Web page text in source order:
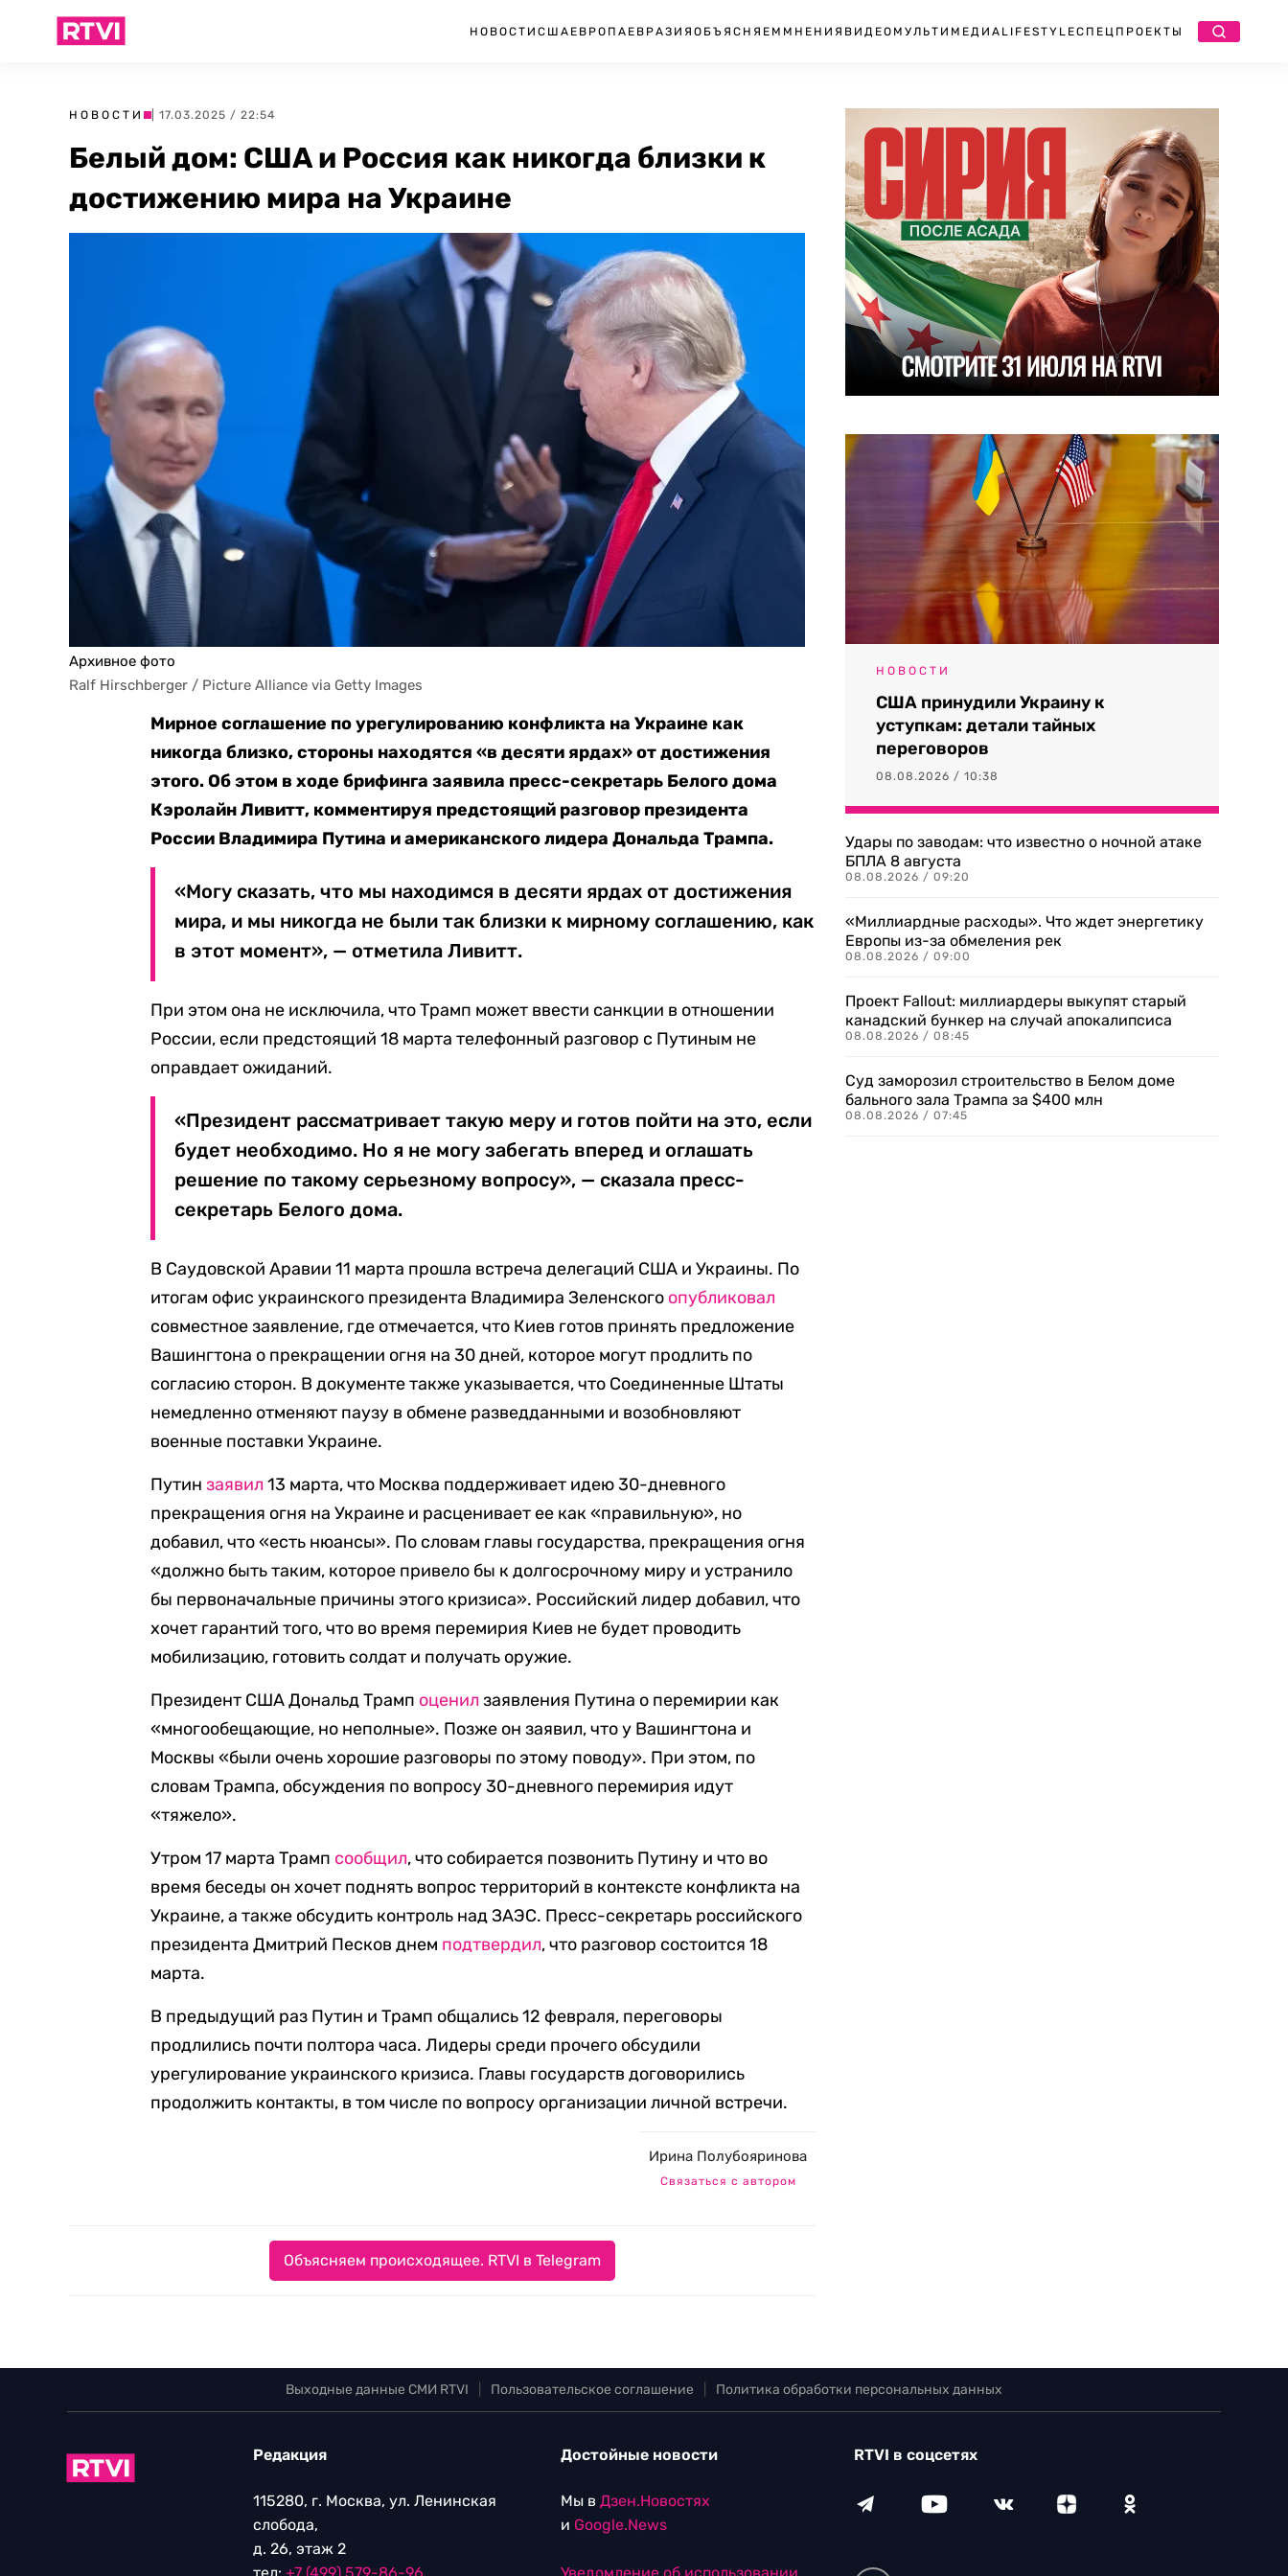
НОВОСТИ США ЕВРОПА ЕВРАЗИЯ ОБЪЯСНЯЕМ МНЕНИЯ ВИДЕО МУЛЬТИМЕДИА LIFESTYLEСПЕЦПРОЕКТЫ
НОВОСТИ | 17.03.2025 / 22:54
Белый дом: США и Россия как никогда близки к
достижению мира на Украине
Архивное фото
Ralf Hirschberger / Picture Alliance via Getty Images
Мирное соглашение по урегулированию конфликта на Украине как
никогда близко, стороны находятся «в десяти ярдах» от достижения
этого. Об этом в ходе брифинга заявила пресс-секретарь Белого дома
Кэролайн Ливитт, комментируя предстоящий разговор президента
России Владимира Путина и американского лидера Дональда Трампа.
«Могу сказать, что мы находимся в десяти ярдах от достижения
мира, и мы никогда не были так близки к мирному соглашению, как
в этот момент», — отметила Ливитт.
При этом она не исключила, что Трамп может ввести санкции в отношении
России, если предстоящий 18 марта телефонный разговор с Путиным не
оправдает ожиданий.
«Президент рассматривает такую меру и готов пойти на это, если
будет необходимо. Но я не могу забегать вперед и оглашать
решение по такому серьезному вопросу», — сказала пресс-
секретарь Белого дома.
В Саудовской Аравии 11 марта прошла встреча делегаций США и Украины. По
итогам офис украинского президента Владимира Зеленского опубликовал
совместное заявление, где отмечается, что Киев готов принять предложение
Вашингтона о прекращении огня на 30 дней, которое могут продлить по
согласию сторон. В документе также указывается, что Соединенные Штаты
немедленно отменяют паузу в обмене разведданными и возобновляют
военные поставки Украине.
Путинзаявил 13 марта, что Москва поддерживает идею 30-дневного
прекращения огня на Украине и расценивает ее как «правильную», но
добавил, что «есть нюансы». По словам главы государства, прекращения огня
«должно быть таким, которое привело бы к долгосрочному миру и устранило
бы первоначальные причины этого кризиса». Российский лидер добавил, что
хочет гарантий того, что во время перемирия Киев не будет проводить
мобилизацию, готовить солдат и получать оружие.
Президент США Дональд Трамп оценил заявления Путина о перемирии как
«многообещающие, но неполные». Позже он заявил, что у Вашингтона и
Москвы «были очень хорошие разговоры по этому поводу». При этом, по
словам Трампа, обсуждения по вопросу 30-дневного перемирия идут
«тяжело».
Утром 17 марта Трамп сообщил, что собирается позвонить Путину и что во
время беседы он хочет поднять вопрос территорий в контексте конфликта на
Украине, а также обсудить контроль над ЗАЭС. Пресс-секретарь российского
президента Дмитрий Песков днем подтвердил, что разговор состоится 18
марта.
В предыдущий раз Путин и Трамп общались 12 февраля, переговоры
продлились почти полтора часа. Лидеры среди прочего обсудили
урегулирование украинского кризиса. Главы государств договорились
продолжить контакты, в том числе по вопросу организации личной встречи.
Ирина Полубояринова
Связаться с автором
Объясняем происходящее. RTVI в Telegram
НОВОСТИ
США принудили Украину к
уступкам: детали тайных
переговоров
08.08.2026 / 10:38
Удары по заводам: что известно о ночной атаке
БПЛА 8 августа
08.08.2026 / 09:20
«Миллиардные расходы». Что ждет энергетику
Европы из-за обмеления рек
08.08.2026 / 09:00
Проект Fallout: миллиардеры выкупят старый
канадский бункер на случай апокалипсиса
08.08.2026 / 08:45
Суд заморозил строительство в Белом доме
бального зала Трампа за $400 млн
08.08.2026 / 07:45
Выходные данные СМИ RTVI Пользовательское соглашение Политика обработки персональных данных
Редакция
115280, г. Москва, ул. Ленинская
слобода,
д. 26, этаж 2
Достойные новости
Мы в Дзен.Новостях
и Google.News
RTVI в соцсетях